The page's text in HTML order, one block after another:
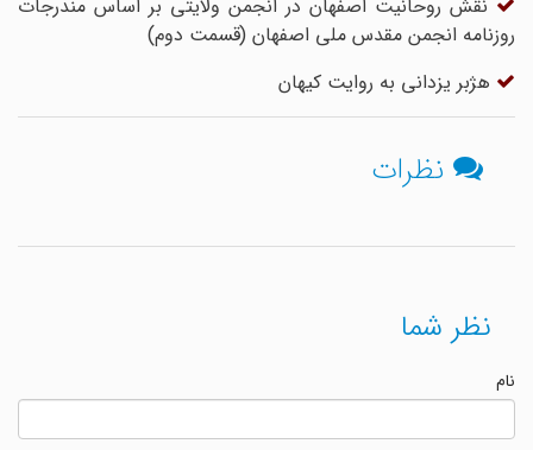
نقش روحانیت اصفهان در انجمن ولایتی بر اساس مندرجات
روزنامه انجمن مقدس ملی اصفهان (قسمت دوم)
هژبر یزدانی به روایت کیهان
نظرات
نظر شما